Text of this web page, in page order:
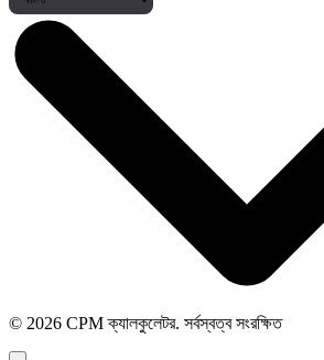
© 2026 CPM ক্যালকুলেটর. সর্বস্বত্ব সংরক্ষিত